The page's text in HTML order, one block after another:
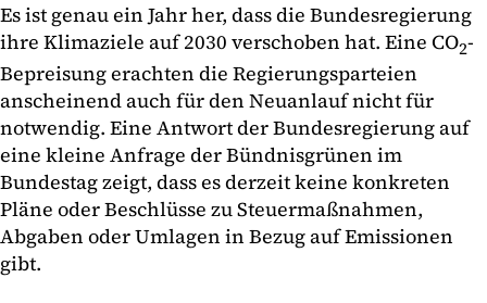
Es ist genau ein Jahr her, dass die Bundesregierung
ihre Klimaziele auf 2030 verschoben hat. Eine CO2-
Bepreisung erachten die Regierungsparteien
anscheinend auch für den Neuanlauf nicht für
notwendig. Eine Antwort der Bundesregierung auf
eine kleine Anfrage der Bündnisgrünen im
Bundestag zeigt, dass es derzeit keine konkreten
Pläne oder Beschlüsse zu Steuermaßnahmen,
Abgaben oder Umlagen in Bezug auf Emissionen
gibt.